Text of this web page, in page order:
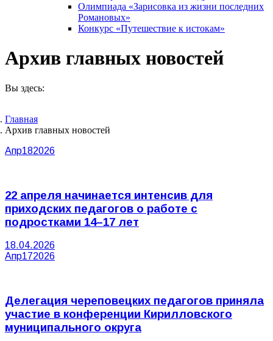
Олимпиада «Зарисовка из жизни последних
Романовых»
Конкурс «Путешествие к истокам»
Архив главных новостей
Вы здесь:
Главная
Архив главных новостей
Апр182026
22 апреля начинается интенсив для
приходских педагогов о работе с
подростками 14–17 лет
18.04.2026
Апр172026
Делегация череповецких педагогов приняла
участие в конференции Кирилловского
муниципального округа